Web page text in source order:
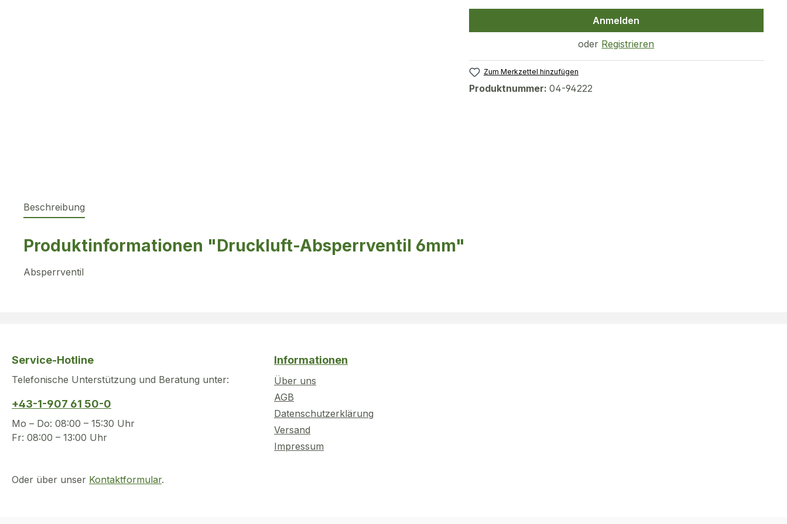
Anmelden
oder Registrieren
Zum Merkzettel hinzufügen
Produktnummer: 04-94222
Beschreibung
Produktinformationen "Druckluft-Absperrventil 6mm"
Absperrventil
Service-Hotline
Telefonische Unterstützung und Beratung unter:
+43-1-907 61 50-0
Mo – Do: 08:00 – 15:30 Uhr
Fr: 08:00 – 13:00 Uhr
Oder über unser Kontaktformular.
Informationen
Über uns
AGB
Datenschutzerklärung
Versand
Impressum